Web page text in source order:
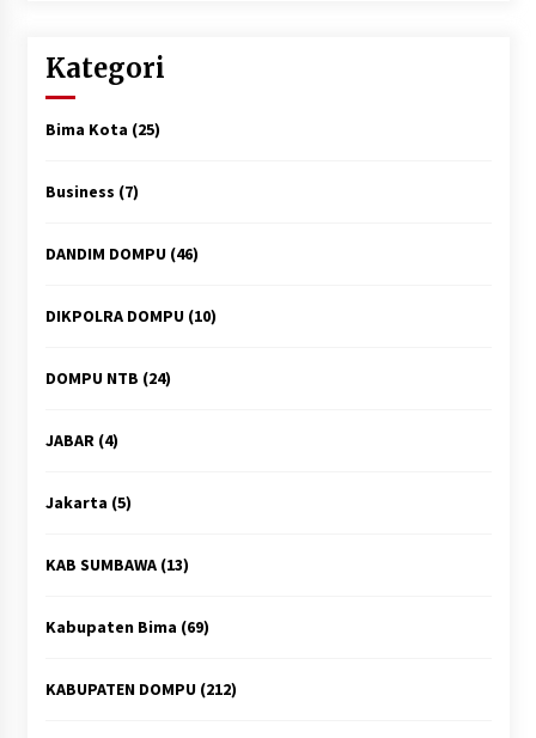
Kategori
Bima Kota (25)
Business (7)
DANDIM DOMPU(46)
DIKPOLRA DOMPU(10)
DOMPU NTB (24)
JABAR(4)
Jakarta (5)
KAB SUMBAWA(13)
Kabupaten Bima (69)
KABUPATEN DOMPU(212)